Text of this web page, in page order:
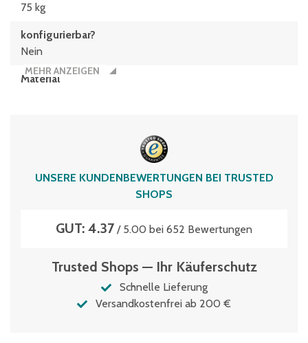
75 kg
konfigurierbar?
Nein
Material
26 Liter
MEHR ANZEIGEN
UNSERE KUNDENBEWERTUNGEN BEI TRUSTED
SHOPS
GUT: 4.37 / 5.00 bei 652 Bewertungen
Trusted Shops — Ihr Käuferschutz
Schnelle Lieferung
Versandkostenfrei ab 200 €